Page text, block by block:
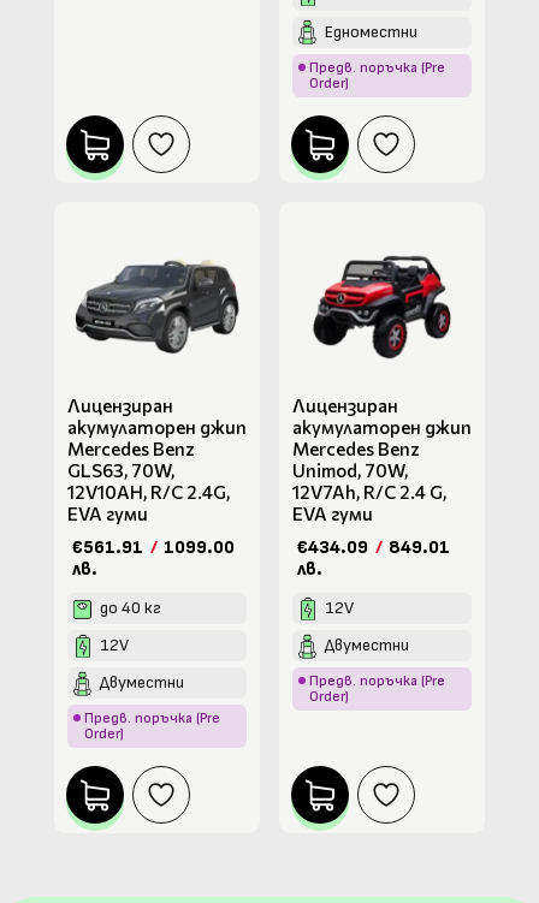
Едноместни
Предв. поръчка (Pre
Order)
Лицензиран
акумулаторен джип
Mercedes Benz
GLS63, 70W,
12V10AH, R/C 2.4G,
EVA гуми
€561.91 / 1099.00
лв.
до 40 кг
12V
Двуместни
Предв. поръчка (Pre
Order)
Лицензиран
акумулаторен джип
Mercedes Benz
Unimod, 70W,
12V7Ah, R/C 2.4 G,
EVA гуми
€434.09 / 849.01
лв.
12V
Двуместни
Предв. поръчка (Pre
Order)